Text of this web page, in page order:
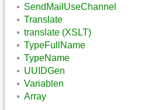
SendMailUseChannel
Translate
translate (XSLT)
TypeFullName
TypeName
UUIDGen
Variablen
Array